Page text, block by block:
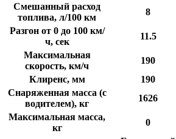
Смешанный расход
топлива, л/100 км
8
Разгон от 0 до 100 км/
ч, сек
11.5
Максимальная
скорость, км/ч
190
Клиренс, мм
190
Снаряженная масса (с
водителем), кг
1626
Максимальная масса,
кг
0